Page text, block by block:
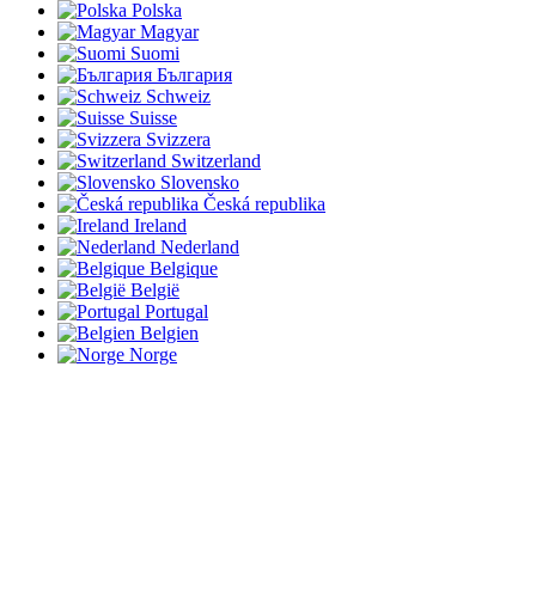
Polska
Magyar
Suomi
България
Schweiz
Suisse
Svizzera
Switzerland
Slovensko
Česká republika
Ireland
Nederland
Belgique
België
Portugal
Belgien
Norge